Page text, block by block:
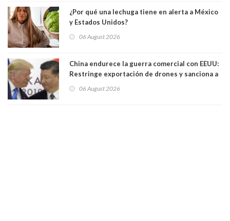
¿Por qué una lechuga tiene en alerta a México
y Estados Unidos?
06 August 2026
China endurece la guerra comercial con EEUU:
Restringe exportación de drones y sanciona a
06 August 2026